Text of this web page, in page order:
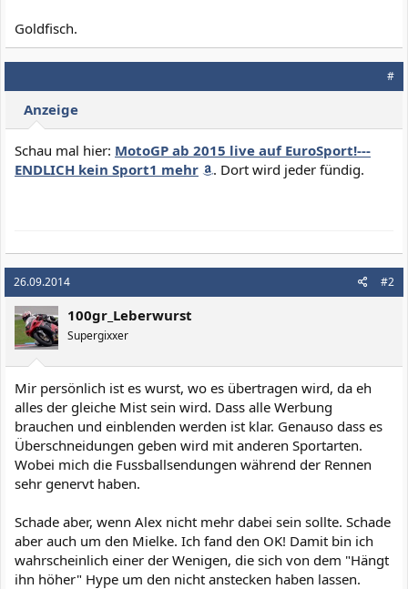
Goldfisch.
#
Anzeige
Schau mal hier: MotoGP ab 2015 live auf EuroSport!---
ENDLICH kein Sport1 mehr
. Dort wird jeder fündig.
26.09.2014 #2
100gr_Leberwurst
Supergixxer
Mir persönlich ist es wurst, wo es übertragen wird, da eh
alles der gleiche Mist sein wird. Dass alle Werbung
brauchen und einblenden werden ist klar. Genauso dass es
Überschneidungen geben wird mit anderen Sportarten.
Wobei mich die Fussballsendungen während der Rennen
sehr genervt haben.
Schade aber, wenn Alex nicht mehr dabei sein sollte. Schade
aber auch um den Mielke. Ich fand den OK! Damit bin ich
wahrscheinlich einer der Wenigen, die sich von dem "Hängt
ihn höher" Hype um den nicht anstecken haben lassen.